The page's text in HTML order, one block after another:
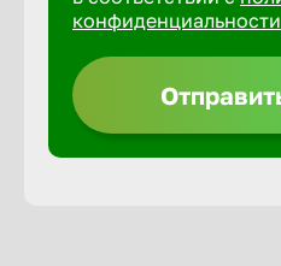
конфиденциальности